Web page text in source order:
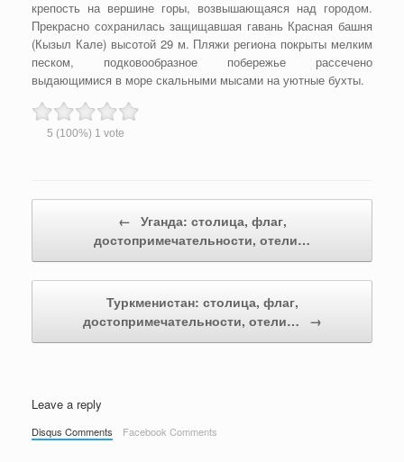
крепость на вершине горы, возвышающаяся над городом.
Прекрасно сохранилась защищавшая гавань Красная башня
(Кызыл Кале) высотой 29 м. Пляжи региона покрыты мелким
песком, подковообразное побережье рассечено
выдающимися в море скальными мысами на уютные бухты.
5 (100%) 1 vote
Post navigation
← Уганда: столица, флаг,
достопримечательности, отели…
Туркменистан: столица, флаг,
достопримечательности, отели…
→
Leave a reply
Disqus Comments Facebook Comments